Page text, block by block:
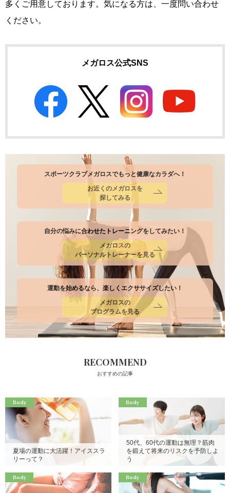
多くご用意しております。気になる方は、一度問い合わせ
ください。
メガロス公式SNS
スポーツクラブメガロスでもっと健康なカラダへ！
お近くのメガロスを
探してみる
自分の悩みに合わせたトレーニングをしてみたい！
メガロスの
パーソナルトレーナーを見る
運動を始めるなら、楽しくエクササイズしたい！
メガロスの
プログラムを見る
RECOMMEND
おすすめの記事
Body
夏場の運動に大活躍！アイススラ
リーって？
Body
50代、60代の運動は無理？筋肉
を鍛えて将来のリスクを予防しよ
う
Body Body